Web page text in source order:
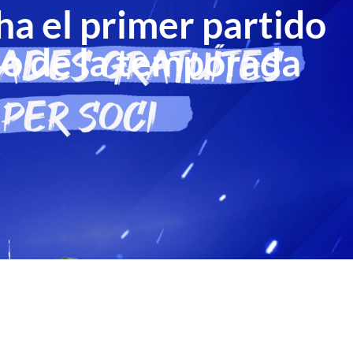
el primer partido
de la temporada